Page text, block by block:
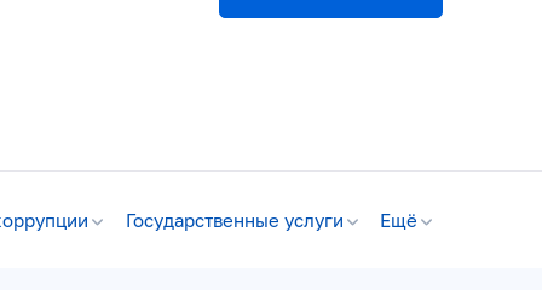
Государственные услуги Ещё